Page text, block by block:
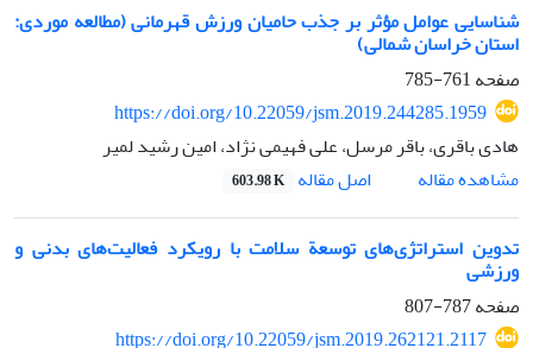
شناسایی عوامل مؤثر بر جذب حامیان ورزش قهرمانی (مطالعه موردی:
استان خراسان شمالی)
صفحه761-785
https://doi.org/10.22059/jsm.2019.244285.1959
هادی باقری، باقر مرسل، علی فهیمی نژاد، امین رشید لمیر
مشاهده مقاله
اصل مقاله 603.98 K
تدوین استراتژی‌های توسعة سلامت با رویکرد فعالیت‌های بدنی و
ورزشی
صفحه787-807
https://doi.org/10.22059/jsm.2019.262121.2117